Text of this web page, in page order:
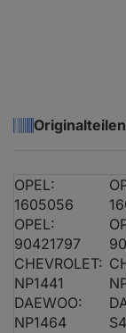
CHEVROLET
CHEVROLET
CHEVROLET
DAEWOO
DAEWOO
OPEL:
1605056
OPEL:
90421797
CHEVROLET:
NP1441
DAEWOO:
NP1464